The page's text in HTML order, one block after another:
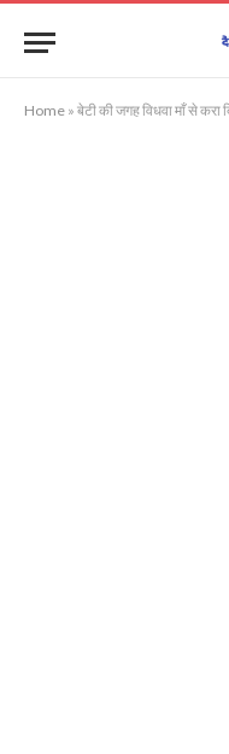
Home » बेटी की जगह विधवा माँ से करा दिया